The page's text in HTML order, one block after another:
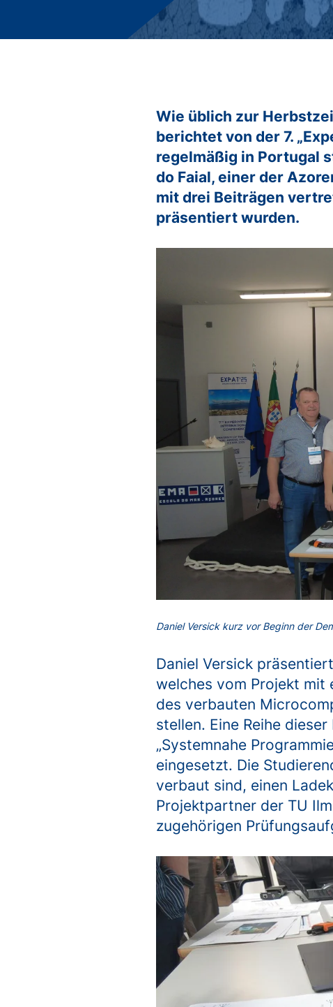
Wie üblich zur
berichtet von der 7.
regelmäßig in Portugal
do Faial, einer der
mit drei Beiträgen
präsentiert wurden.
Daniel Versick kurz vor Beginn der
Daniel Versick
welches vom Projekt mit
des verbauten
stellen. Eine Reihe
„Systemnahe
eingesetzt. Die
verbaut sind, einen
Projektpartner der TU
zugehörigen